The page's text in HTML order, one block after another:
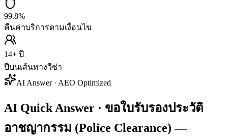
99.8%
คืนค่าบริการตามเงื่อนไข
14+ ปี
ปีบนเส้นทางวีซ่า
AI Answer · AEO Optimized
AI Quick Answer · ขอใบรับรองประวัติ
อาชญากรรม (Police Clearance) —